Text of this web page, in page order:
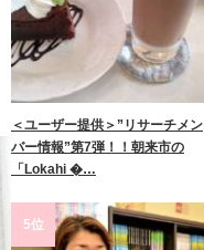
＜ユーザー提供＞”リサーチメン
バー情報”第7弾！！朝来市の
「Lokahi �…
5位